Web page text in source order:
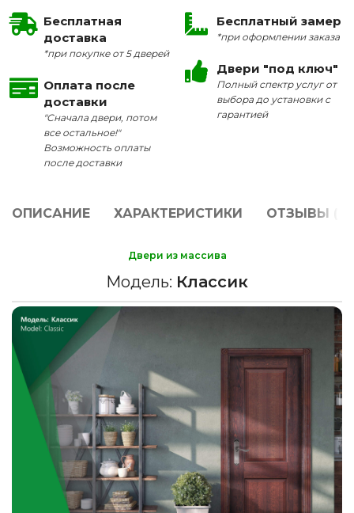
Бесплатная
доставка
*при покупке от 5 дверей
Оплата после
доставки
"Сначала двери, потом
все остальное!"
Возможность оплаты
после доставки
Бесплатный замер
*при оформлении заказа
Двери "под ключ"
Полный спектр услуг от
выбора до установки с
гарантией
ОПИСАНИЕ ХАРАКТЕРИСТИКИ ОТЗЫВЫ (0)
Двери из массива
Модель: Классик